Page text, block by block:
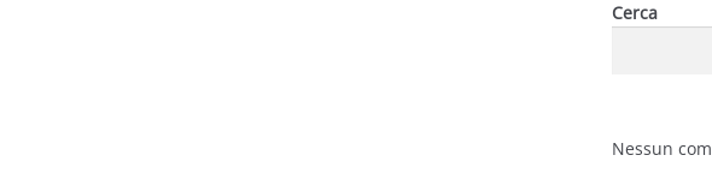
Cerca
Nessun